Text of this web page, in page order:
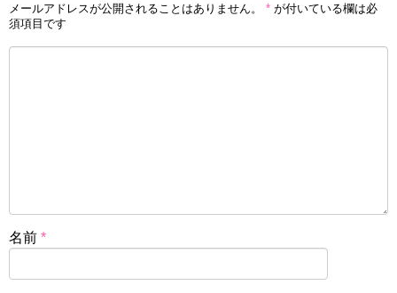
メールアドレスが公開されることはありません。 * が付いている欄は必
須項目です
名前 *